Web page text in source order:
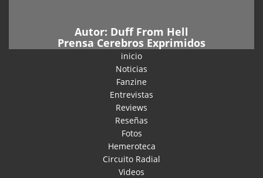
Autor: Duff From Hell
Prensa Cerebros Exprimidos
inicio
Noticias
Fanzine
Entrevistas
Reviews
Reseñas
Fotos
Hemeroteca
Circuito Radial
Videos